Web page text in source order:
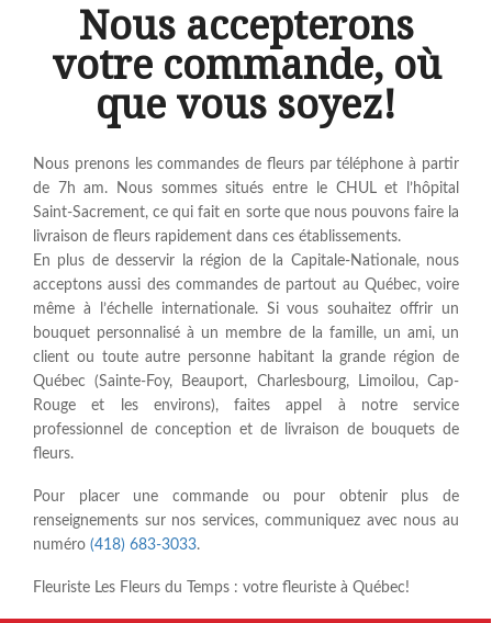
Nous accepterons
votre commande, où
que vous soyez!
Nous prenons les commandes de fleurs par téléphone à partir
de 7h am. Nous sommes situés entre le CHUL et l’hôpital
Saint-Sacrement, ce qui fait en sorte que nous pouvons faire la
livraison de fleurs rapidement dans ces établissements.
En plus de desservir la région de la Capitale-Nationale, nous
acceptons aussi des commandes de partout au Québec, voire
même à l’échelle internationale. Si vous souhaitez offrir un
bouquet personnalisé à un membre de la famille, un ami, un
client ou toute autre personne habitant la grande région de
Québec (Sainte-Foy, Beauport, Charlesbourg, Limoilou, Cap-
Rouge et les environs), faites appel à notre service
professionnel de conception et de livraison de bouquets de
fleurs.
Pour placer une commande ou pour obtenir plus de
renseignements sur nos services, communiquez avec nous au
numéro (418) 683-3033.
Fleuriste Les Fleurs du Temps : votre fleuriste à Québec!